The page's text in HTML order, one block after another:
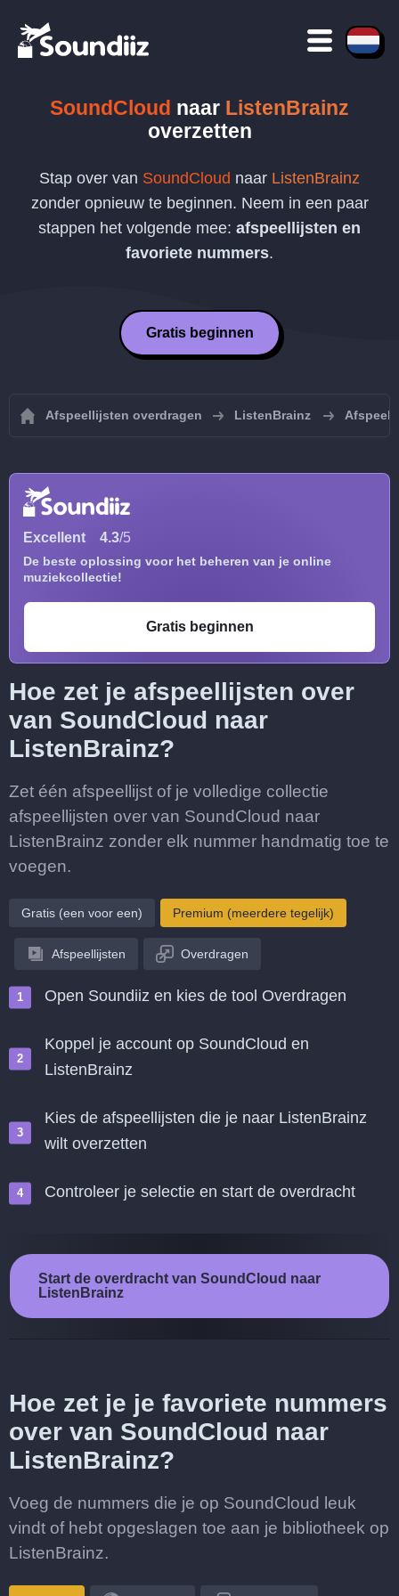
SoundCloud naar ListenBrainz
overzetten
Stap over van SoundCloud naar ListenBrainz
zonder opnieuw te beginnen. Neem in een paar
stappen het volgende mee: afspeellijsten en
favoriete nummers.
Gratis beginnen
Afspeellijsten overdragen ListenBrainz
Excellent 4.3/5
De beste oplossing voor het beheren van je online
muziekcollectie!
Gratis beginnen
Hoe zet je afspeellijsten over
van SoundCloud naar
ListenBrainz?
Zet één afspeellijst of je volledige collectie
afspeellijsten over van SoundCloud naar
ListenBrainz zonder elk nummer handmatig toe te
voegen.
Gratis (een voor een) Premium (meerdere tegelijk)
Afspeellijsten Overdragen
Open Soundiiz en kies de tool Overdragen
Koppel je account op SoundCloud en
ListenBrainz
Kies de afspeellijsten die je naar ListenBrainz
wilt overzetten
Controleer je selectie en start de overdracht
Start de overdracht van SoundCloud naar
ListenBrainz
Hoe zet je je favoriete nummers
over van SoundCloud naar
ListenBrainz?
Voeg de nummers die je op SoundCloud leuk
vindt of hebt opgeslagen toe aan je bibliotheek op
ListenBrainz.